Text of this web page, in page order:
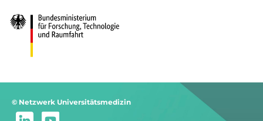
© Netzwerk Universitätsmedizin